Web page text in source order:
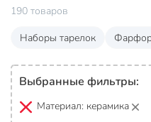
190 товаров
Наборы тарелок
Выбранные фильтры:
Материал: керамика